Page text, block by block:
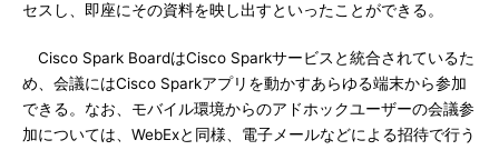
セスし、即座にその資料を映し出すといったことができる。
Cisco Spark BoardはCisco Sparkサービスと統合されているた
め、会議にはCisco Sparkアプリを動かすあらゆる端末から参加
できる。なお、モバイル環境からのアドホックユーザーの会議参
加については、WebExと同様、電子メールなどによる招待で行う